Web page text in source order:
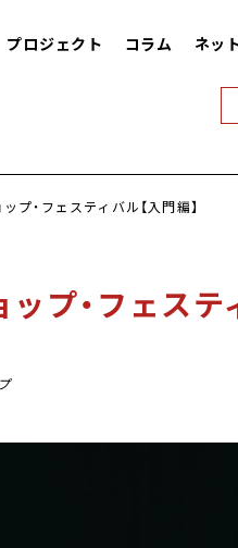
プロジェクト コラム ネッ
8月
プ・フェスティバル【入門編】
プ・フェステ